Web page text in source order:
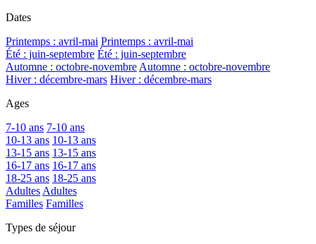
Dates
Printemps : avril-mai Printemps : avril-mai
Été : juin-septembre Été : juin-septembre
Automne : octobre-novembre Automne : octobre-novembre
Hiver : décembre-mars Hiver : décembre-mars
Ages
7-10 ans 7-10 ans
10-13 ans 10-13 ans
13-15 ans 13-15 ans
16-17 ans 16-17 ans
18-25 ans 18-25 ans
Adultes Adultes
Familles Familles
Types de séjour